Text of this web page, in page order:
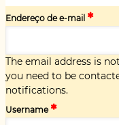
Endereço de e-mail
The email address is
you need to be
notifications.
Username